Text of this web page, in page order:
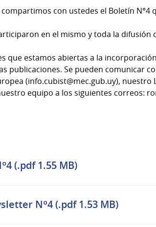
con ustedes el Boletín
en el mismo y toda la difusión
que estamos abiertas a la
publicaciones. Se pueden comunicar
(info.cubist@mec.gub.uy), nuestro
equipo a los siguientes correos:
(.pdf 1.55 MB)
Nº4 (.pdf 1.53 MB)